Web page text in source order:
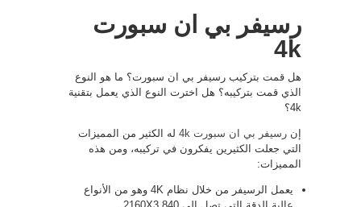
رسيفر بي ان سبورت
4k
هل قمت بتركيب رسيفر بي ان سبورت؟ ما هو النوع
الذي قمت بتركيبه؟ هل اخترت النوع الذي يعمل بتقنية
4k؟
إن رسيفر بي ان سبورت 4k
له الكثير من المميزات
التي جعلت الكثيرين يفكرون في تركيبه، ومن هذه
المميزات:
يعمل الرسيفر من خلال نظام 4K وهو من الأنواع